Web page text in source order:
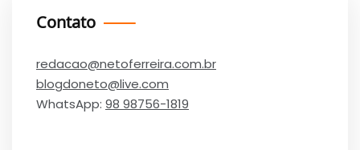
Contato
redacao@netoferreira.com.br
blogdoneto@live.com
WhatsApp: 98 98756-1819